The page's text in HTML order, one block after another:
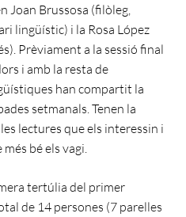
Joan Brussosa (filòleg,
lingüístic) i la Rosa López
Prèviament a la sessió final
i amb la resta de
han compartit la
setmanals. Tenen la
lectures que els interessin i
bé els vagi.
tertúlia del primer
de 14 persones (7 parelles